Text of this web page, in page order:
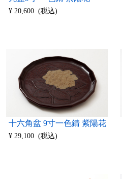
¥ 20,600 (税込)
十六角盆 9寸一色錆 紫陽花
¥ 29,100 (税込)